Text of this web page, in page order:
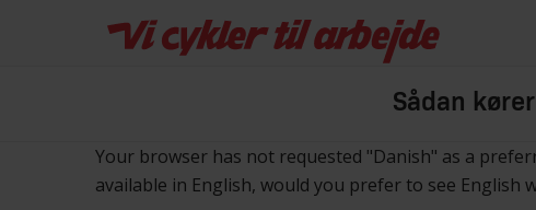
Sådan
Your browser has not requested "Danish" as a
available in English, would you prefer to see English